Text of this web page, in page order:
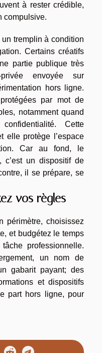
à rester crédible,
compulsive.
tremplin à condition
Certains créatifs
partie publique très
envoyée sur
hors ligne.
par mot de
notamment quand
Cette
elle protège l’espace
Car au fond, le
c’est un dispositif de
il se prépare, se
vos règles
périmètre, choisissez
et budgétez le temps
professionnelle.
un nom de
gabarit payant; des
et dispositifs
part hors ligne, pour